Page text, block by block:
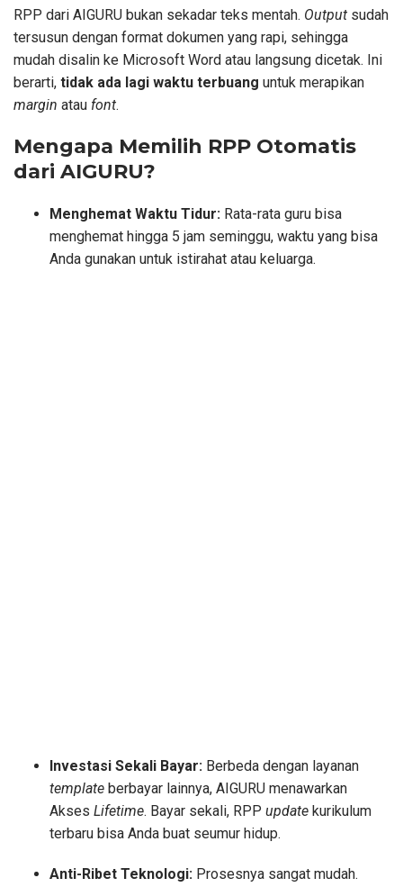
RPP dari AIGURU bukan sekadar teks mentah. Output sudah
tersusun dengan format dokumen yang rapi, sehingga
mudah disalin ke Microsoft Word atau langsung dicetak. Ini
berarti, tidak ada lagi waktu terbuang untuk merapikan
margin atau font.
Mengapa Memilih RPP Otomatis
dari AIGURU?
Menghemat Waktu Tidur: Rata-rata guru bisa
menghemat hingga 5 jam seminggu, waktu yang bisa
Anda gunakan untuk istirahat atau keluarga.
Investasi Sekali Bayar: Berbeda dengan layanan
template berbayar lainnya, AIGURU menawarkan
Akses Lifetime. Bayar sekali, RPP update kurikulum
terbaru bisa Anda buat seumur hidup.
Anti-Ribet Teknologi: Prosesnya sangat mudah.